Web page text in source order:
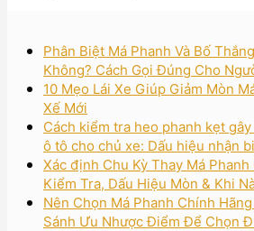
Phân Biệt Má Phanh Và Bố
Không? Cách Gọi Đúng Cho
10 Mẹo Lái Xe Giúp Giảm Mòn
Xế Mới
Cách kiểm tra heo phanh kẹt
ô tô cho chủ xe: Dấu hiệu nhận
Xác định Chu Kỳ Thay Má
Kiểm Tra, Dấu Hiệu Mòn & Khi
Nên Chọn Má Phanh Chính
Sánh Ưu Nhược Điểm Để Chọn